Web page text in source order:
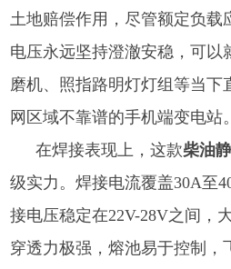
土地赔偿作用，尽管额定负载
电压永远坚持澄澈安稳，可以
磨机、照指路明灯灯组等当下
网区域不靠谱的手机端变电站
在焊接表现上，这款柴油
级实力。焊接电流覆盖30A至
接电压稳定在22V-28V之间，
穿透力极强，熔池易于控制，